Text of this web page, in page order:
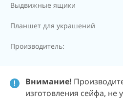
Выдвижные ящики
Планшет для украшений
Производитель:
Внимание!
изготовления сейфа, не